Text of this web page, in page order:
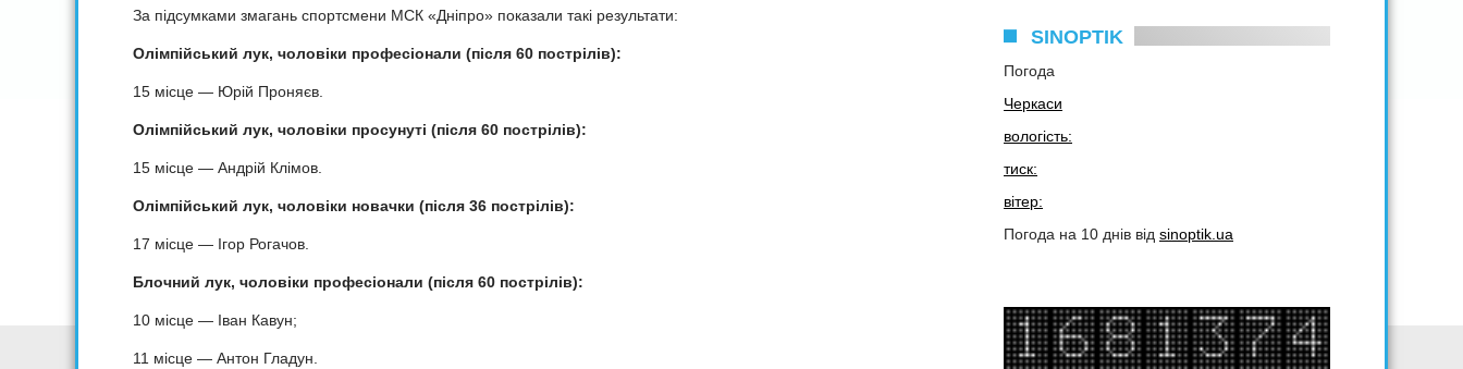
За підсумками змагань спортсмени МСК «Дніпро» показали такі результати:
Олімпійський лук, чоловіки професіонали (після 60 пострілів):
15 місце — Юрій Проняєв.
Олімпійський лук, чоловіки просунуті (після 60 пострілів):
15 місце — Андрій Клімов.
Олімпійський лук, чоловіки новачки (після 36 пострілів):
17 місце — Ігор Рогачов.
Блочний лук, чоловіки професіонали (після 60 пострілів):
10 місце — Іван Кавун;
11 місце — Антон Гладун.
SINOPTIK
Погода
Черкаси
вологість:
тиск:
вітер:
Погода на 10 днів від sinoptik.ua